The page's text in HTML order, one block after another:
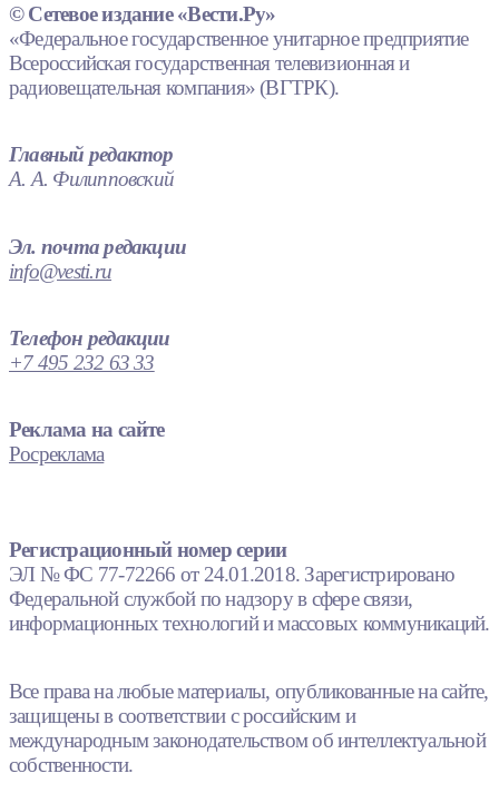
© Сетевое издание «Вести.Ру»
«Федеральное государственное унитарное предприятие
Всероссийская государственная телевизионная и
радиовещательная компания» (ВГТРК).
Главный редактор
А. А. Филипповский
Эл. почта редакции
info@vesti.ru
Телефон редакции
+7 495 232 63 33
Реклама на сайте
Росреклама
Регистрационный номер серии
ЭЛ № ФС 77-72266 от 24.01.2018. Зарегистрировано
Федеральной службой по надзору в сфере связи,
информационных технологий и массовых коммуникаций.
Все права на любые материалы, опубликованные на сайте,
защищены в соответствии с российским и
международным законодательством об интеллектуальной
собственности.